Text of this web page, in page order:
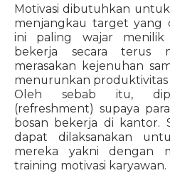
Motivasi dibutuhkan
menjangkau target yang
ini paling wajar menilik
bekerja secara terus
merasakan kejenuhan
menurunkan produktivitas
Oleh sebab itu,
(refreshment) supaya
bosan bekerja di kantor.
dapat dilaksanakan
mereka yakni dengan
training motivasi karyawan.